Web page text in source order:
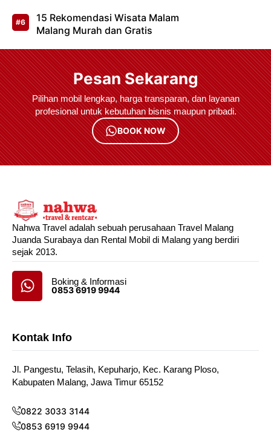
15 Rekomendasi Wisata Malam
Malang Murah dan Gratis
Pesan Sekarang
Pilihan mobil lengkap, harga transparan, dan layanan
profesional untuk kebutuhan bisnis maupun pribadi.
BOOK NOW
Nahwa Travel adalah sebuah perusahaan Travel Malang
Juanda Surabaya dan Rental Mobil di Malang yang berdiri
sejak 2013.
Boking & Informasi
0853 6919 9944
Kontak Info
Jl. Pangestu, Telasih, Kepuharjo, Kec. Karang Ploso,
Kabupaten Malang, Jawa Timur 65152
0822 3033 3144
0853 6919 9944